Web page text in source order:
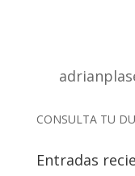
CONSULTA TU
Entradas